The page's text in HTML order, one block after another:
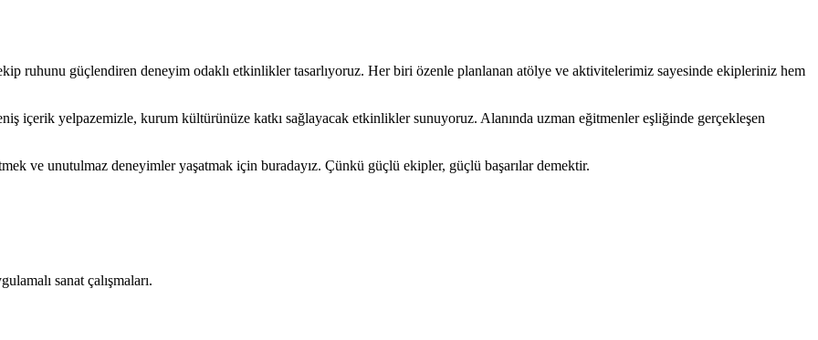
ruhunu güçlendiren deneyim odaklı etkinlikler tasarlıyoruz. Her biri özenle planlanan atölye ve aktivitelerimiz sayesinde ekipleriniz hem
içerik yelpazemizle, kurum kültürünüze katkı sağlayacak etkinlikler sunuyoruz. Alanında uzman eğitmenler eşliğinde gerçekleşen
ve unutulmaz deneyimler yaşatmak için buradayız. Çünkü güçlü ekipler, güçlü başarılar demektir.
sanat çalışmaları.